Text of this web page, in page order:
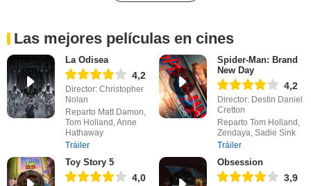
Las mejores películas en cines
La Odisea
4,2
Director: Christopher
Nolan
Reparto Matt Damon,
Tom Holland, Anne
Hathaway
Tráiler
Spider-Man: Brand
New Day
4,2
Director: Destin Daniel
Cretton
Reparto Tom Holland,
Zendaya, Sadie Sink
Tráiler
Toy Story 5
4,0
Obsession
3,9